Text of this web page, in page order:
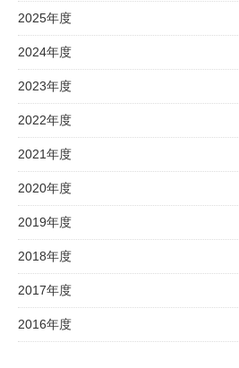
2025年度
2024年度
2023年度
2022年度
2021年度
2020年度
2019年度
2018年度
2017年度
2016年度